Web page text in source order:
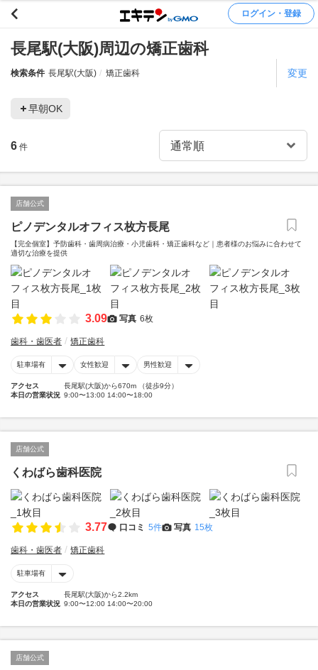
ログイン・登録
長尾駅(大阪)周辺の矯正歯科
検索条件 長尾駅(大阪) 矯正歯科 変更
早朝OK
6 件
店舗公式
ピノデンタルオフィス枚方長尾
【完全個室】予防歯科・歯周病治療・小児歯科・矯正歯科など｜患者様のお悩みに合わせて
適切な治療を提供
3.09 写真 6枚
歯科・歯医者 矯正歯科
駐車場有 女性歓迎 男性歓迎
アクセス
長尾駅(大阪)から670m （徒歩9分）
本日の営業状況 9:00〜13:00 14:00〜18:00
店舗公式
くわばら歯科医院
3.77 口コミ 5件 写真 15枚
歯科・歯医者 矯正歯科
駐車場有
アクセス
長尾駅(大阪)から2.2km
本日の営業状況 9:00〜12:00 14:00〜20:00
店舗公式